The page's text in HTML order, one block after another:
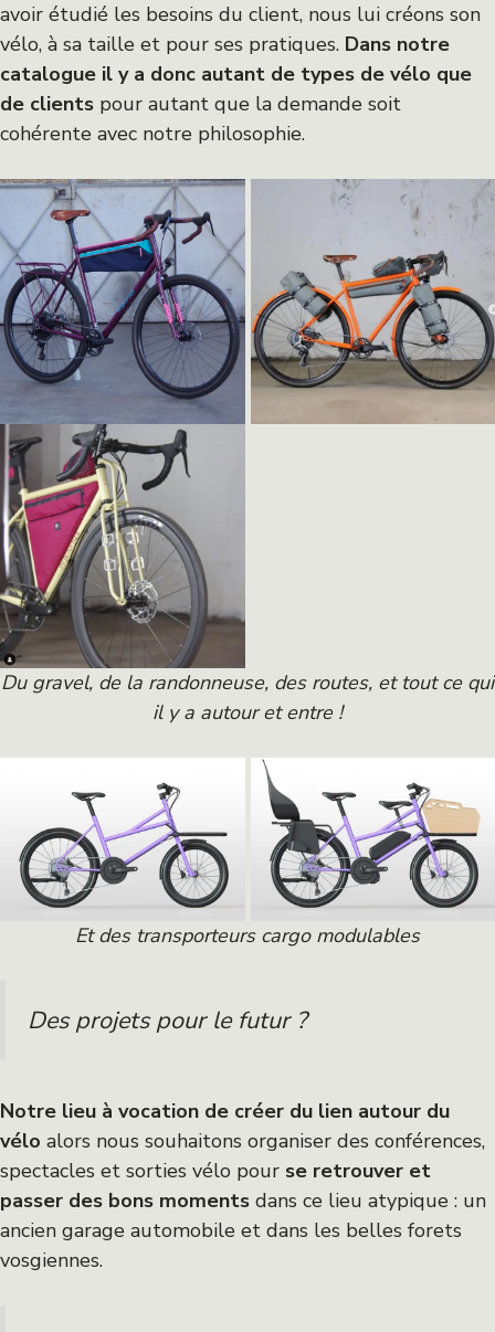
avoir étudié les besoins du client, nous lui créons son
vélo, à sa taille et pour ses pratiques. Dans notre
catalogue il y a donc autant de types de vélo que
de clients pour autant que la demande soit
cohérente avec notre philosophie.
Du gravel, de la randonneuse, des routes, et tout ce qui
il y a autour et entre !
Et des transporteurs cargo modulables
Des projets pour le futur ?
Notre lieu à vocation de créer du lien autour du
vélo alors nous souhaitons organiser des conférences,
spectacles et sorties vélo pour se retrouver et
passer des bons moments dans ce lieu atypique : un
ancien garage automobile et dans les belles forets
vosgiennes.